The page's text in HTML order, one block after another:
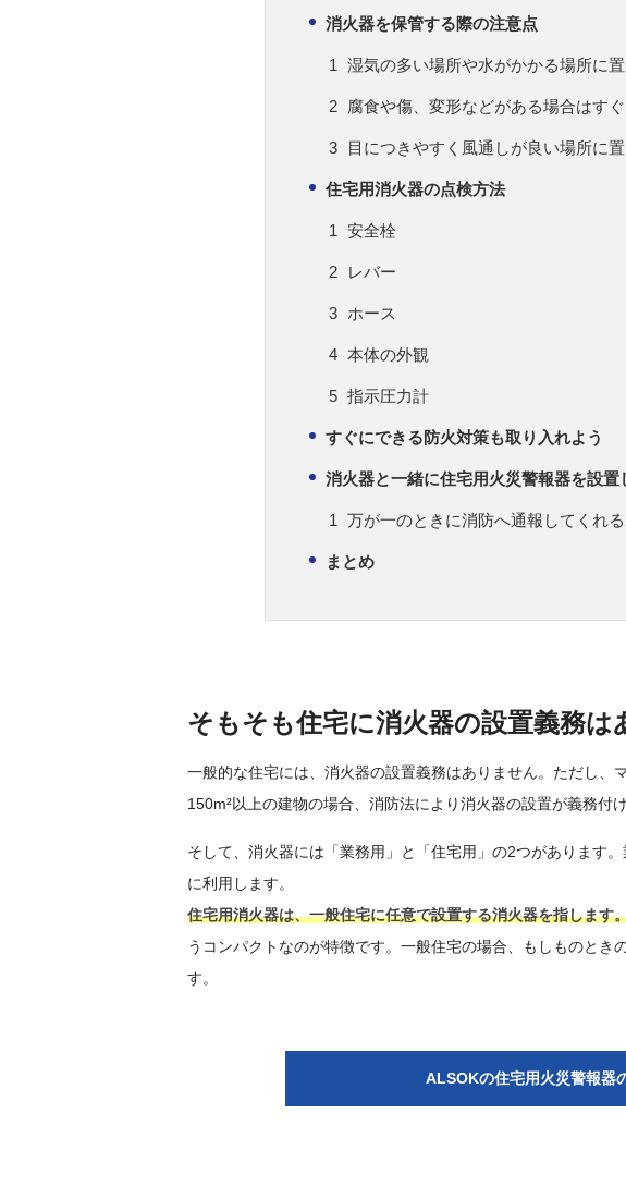
消火器を保管する際の注意点
湿気の多い場所や水がかかる場所に
腐食や傷、変形などがある場合はす
目につきやすく風通しが良い場所に置
住宅用消火器の点検方法
安全栓
レバー
ホース
本体の外観
指示圧力計
すぐにできる防火対策も取り入れよう
消火器と一緒に住宅用火災警報器を設置
万が一のときに消防へ通報してくれ
まとめ
そもそも住宅に消火器の設置義務は
一般的な住宅には、消火器の設置義務はありません。ただし、
150m²以上の建物の場合、消防法により消火器の設置が義務付
そして、消火器には「業務用」と「住宅用」の2つがあります
に利用します。
住宅用消火器は、一般住宅に任意で設置する消火器を指します
うコンパクトなのが特徴です。一般住宅の場合、もしものとき
す。
ALSOKの住宅用火災警報器